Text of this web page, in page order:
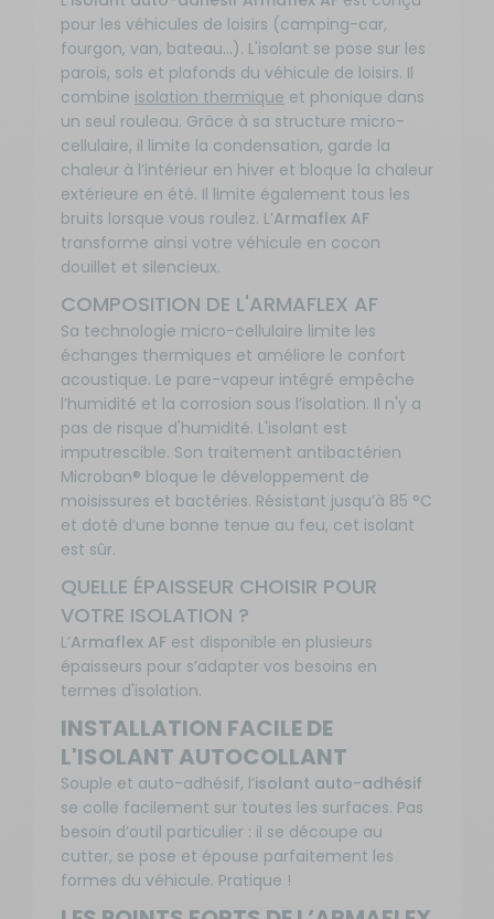
AF19
Référence
: RG-
013171
Taille :19
mm
Prix
:
115
€
Livraison à
Domicile
Disponible en
livraison : En
stock
AF25
Référence
: RG-
013181
Taille :25
Prix
125
Disponibilité
Livraison à
Domicile
stock
AF32
Référence
: RG-
013191
Taille :32
mm
Prix
:
135
€
Disponibilité
:
Livraison à
Domicile
Disponible en
livraison : En
stock
: RG-
013131
Taille :6
mm
:
218
€
Livraison à
livraison : En
stock
pour les véhicules de loisirs (camping-car,
fourgon, van, bateau…). L'isolant se pose sur les
parois, sols et plafonds du véhicule de loisirs. Il
combine isolation thermique et phonique dans
un seul rouleau. Grâce à sa structure micro-
cellulaire, il limite la condensation, garde la
chaleur à l’intérieur en hiver et bloque la chaleur
extérieure en été. Il limite également tous les
bruits lorsque vous roulez. L’Armaflex AF
transforme ainsi votre véhicule en cocon
douillet et silencieux.
COMPOSITION DE L'ARMAFLEX AF
Sa technologie micro-cellulaire limite les
échanges thermiques et améliore le confort
acoustique. Le pare-vapeur intégré empêche
l’humidité et la corrosion sous l’isolation. Il n'y a
pas de risque d'humidité. L'isolant est
imputrescible. Son traitement antibactérien
Microban® bloque le développement de
moisissures et bactéries. Résistant jusqu’à 85 °C
et doté d’une bonne tenue au feu, cet isolant
est sûr.
QUELLE ÉPAISSEUR CHOISIR POUR
VOTRE ISOLATION ?
L’Armaflex AF est disponible en plusieurs
épaisseurs pour s’adapter vos besoins en
termes d'isolation.
INSTALLATION FACILE DE
L'ISOLANT AUTOCOLLANT
Souple et auto-adhésif, l’isolant auto-adhésif
se colle facilement sur toutes les surfaces. Pas
besoin d’outil particulier : il se découpe au
cutter, se pose et épouse parfaitement les
formes du véhicule. Pratique !